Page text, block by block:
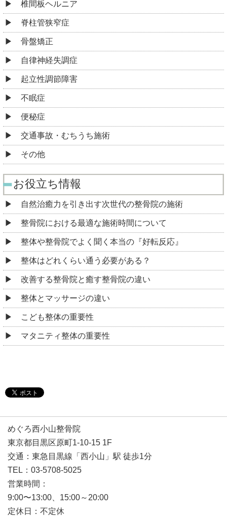
椎間板ヘルニア
脊柱管狭窄症
骨盤矯正
自律神経失調症
起立性調節障害
不眠症
便秘症
交通事故・むちうち施術
その他
お役立ち情報
自然治癒力を引き出す次世代の整骨院の施術
整骨院における最適な施術時間について
整体や整骨院でよく聞く本当の『好転反応』
整体はどれくらい通う必要がある？
改善する整骨院と癒す整骨院の違い
整体とマッサージの違い
こども整体の重要性
マタニティ整体の重要性
めぐろ西小山整骨院
東京都目黒区原町1-10-15 1F
交通：東急目黒線「西小山」駅 徒歩1分
TEL：03-5708-5025
営業時間：
9:00〜13:00、15:00～20:00
定休日：不定休